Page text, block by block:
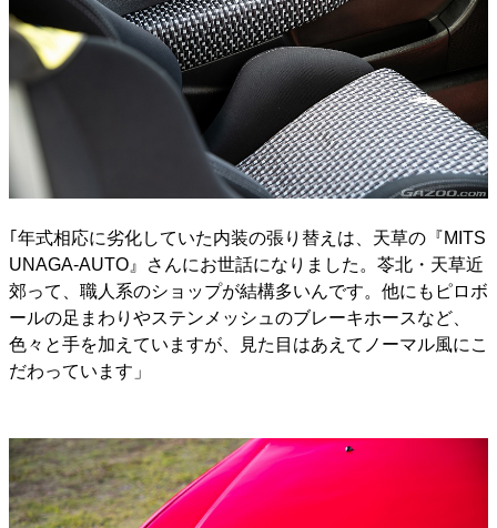
｢年式相応に劣化していた内装の張り替えは、天草の『MITS
UNAGA-AUTO』さんにお世話になりました。苓北・天草近
郊って、職人系のショップが結構多いんです。他にもピロボ
ールの足まわりやステンメッシュのブレーキホースなど、
色々と手を加えていますが、見た目はあえてノーマル風にこ
だわっています」